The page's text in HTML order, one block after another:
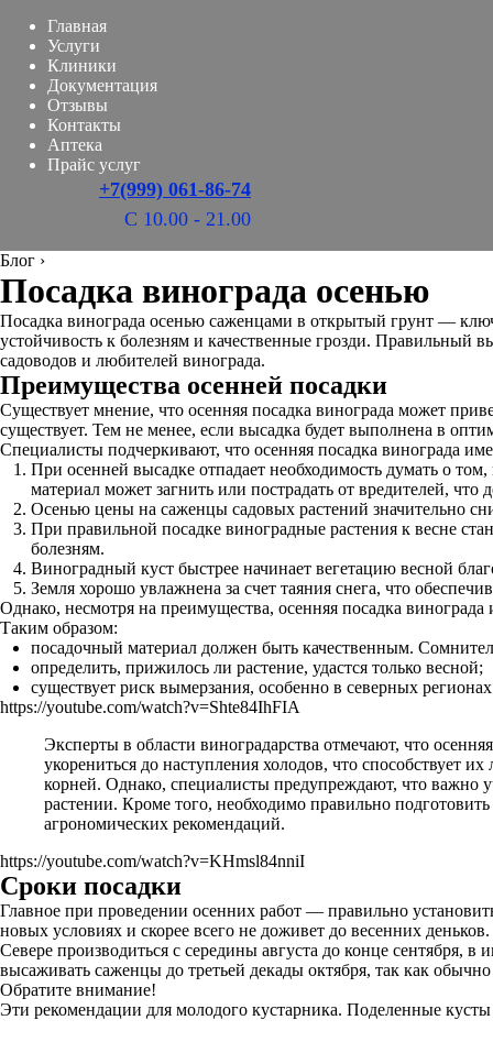
Главная
Услуги
Клиники
Документация
Отзывы
Контакты
Аптека
Прайс услуг
+7(999) 061-86-74
С 10.00 - 21.00
Блог ›
Посадка винограда осенью
Посадка винограда осенью саженцами в открытый грунт —
устойчивость к болезням и качественные грозди. Правильный
садоводов и любителей винограда.
Преимущества осенней посадки
Существует мнение, что осенняя посадка винограда может
существует. Тем не менее, если высадка будет выполнена в
Специалисты подчеркивают, что осенняя посадка винограда
При осенней высадке отпадает необходимость думать о
материал может загнить или пострадать от вредителей, что
Осенью цены на саженцы садовых растений значительно
При правильной посадке виноградные растения к весне
болезням.
Виноградный куст быстрее начинает вегетацию весной
Земля хорошо увлажнена за счет таяния снега, что
Однако, несмотря на преимущества, осенняя посадка
Таким образом:
посадочный материал должен быть качественным.
определить, прижилось ли растение, удастся только весной;
существует риск вымерзания, особенно в северных
https://youtube.com/watch?v=Shte84IhFIA
Эксперты в области виноградарства отмечают, что
укорениться до наступления холодов, что способствует
корней. Однако, специалисты предупреждают, что важно
растении. Кроме того, необходимо правильно
агрономических рекомендаций.
https://youtube.com/watch?v=KHmsl84nniI
Сроки посадки
Главное при проведении осенних работ — правильно
новых условиях и скорее всего не доживет до весенних
Севере производиться с середины августа до конце сентября,
высаживать саженцы до третьей декады октября, так как
Обратите внимание!
Эти рекомендации для молодого кустарника. Поделенные